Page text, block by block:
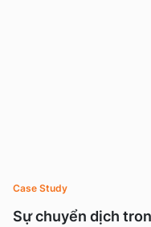
Sự chuyển dịch
Case Study